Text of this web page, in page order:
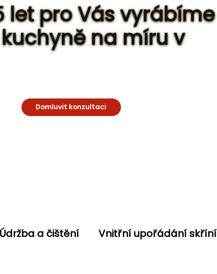
let pro Vás vyrábíme
na míru v
Domluvit konzultaci
Údržba a čištění Vnitřní upořádání skříní